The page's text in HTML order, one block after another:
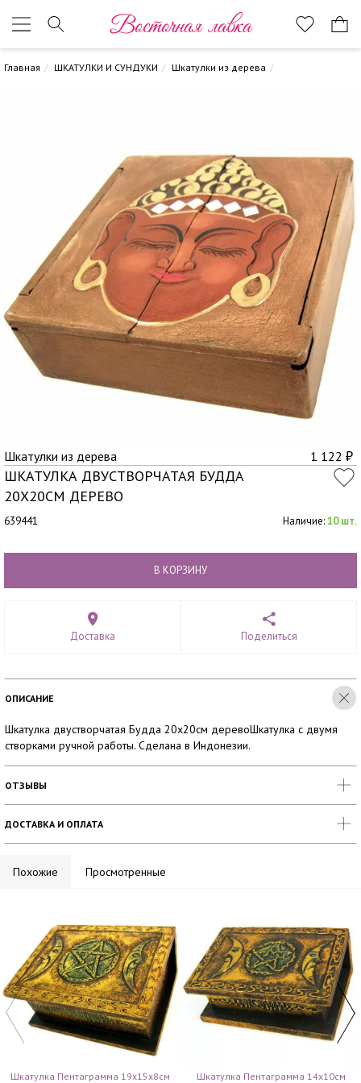
Восточная лавка
Главная ШКАТУЛКИ И СУНДУКИ Шкатулки из дерева
Шкатулки из дерева 1 122 ₽
ШКАТУЛКА ДВУСТВОРЧАТАЯ БУДДА
20Х20СМ ДЕРЕВО
639441 Наличие:10 шт.
В КОРЗИНУ
Доставка Поделиться
ОПИСАНИЕ
Шкатулка двустворчатая Будда 20х20см деревоШкатулка с двумя
створками ручной работы. Сделана в Индонезии.
ОТЗЫВЫ
ДОСТАВКА И ОПЛАТА
Похожие Просмотренные
Шкатулка Пентаграмма 19х15х8см Шкатулка Пентаграмма 14х10см